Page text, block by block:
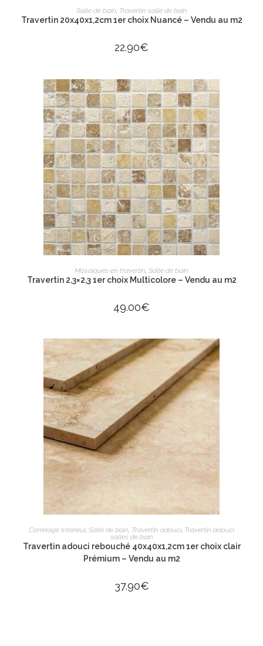
AJOUTER AU PANIER
Salle de bain, Travertin salle de bain
Travertin 20x40x1,2cm 1er choix Nuancé – Vendu au m2
22.90€
AJOUTER AU PANIER
Mosaiques en travertin Salle de bain
Travertin 2,3×2,3 1er choix Multicolore – Vendu au m2
49.00€
AJOUTER AU PANIER
Carrelage Intérieur, Salle de bain, Travertin adouci, Travertin adouci
salles de bain
Travertin adouci rebouché 40x40x1,2cm 1er choix clair
Prémium – Vendu au m2
37.90€